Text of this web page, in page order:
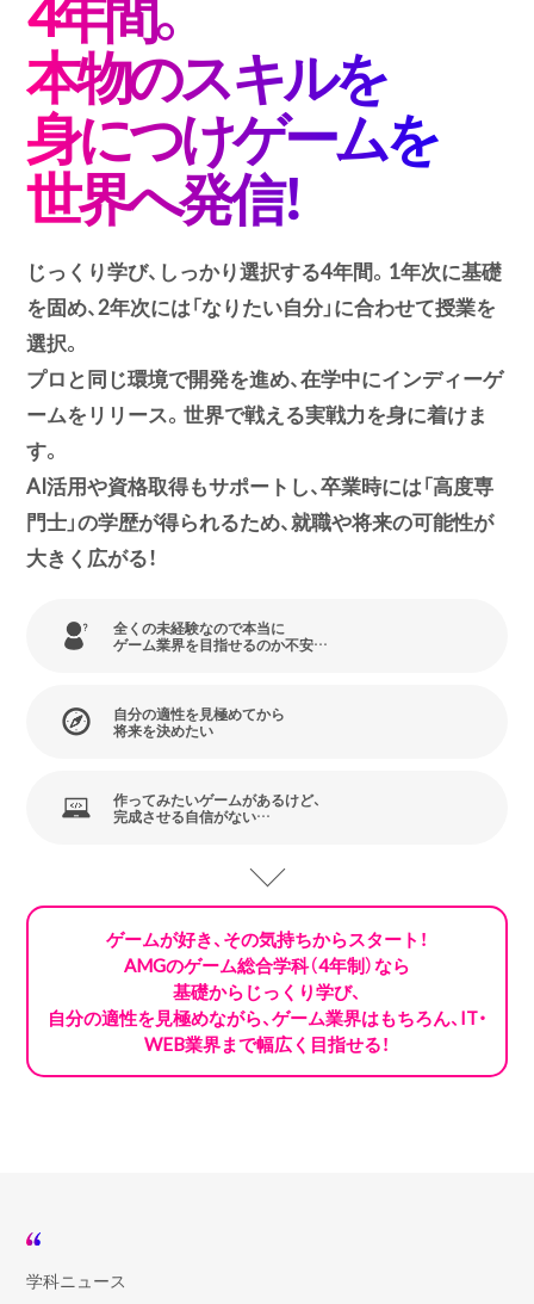
本物のスキルを
身につけゲームを
世界へ発信！
じっくり学び、しっかり選択する4年間。1年次に基礎
を固め、2年次には「なりたい自分」に合わせて授業を
選択。
プロと同じ環境で開発を進め、在学中にインディーゲ
ームをリリース。世界で戦える実戦力を身に着けま
す。
AI活用や資格取得もサポートし、卒業時には「高度専
門士」の学歴が得られるため、就職や将来の可能性が
大きく広がる！
全くの未経験なので本当に
ゲーム業界を目指せるのか不安…
自分の適性を見極めてから
将来を決めたい
作ってみたいゲームがあるけど、
完成させる自信がない…
ゲームが好き、その気持ちからスタート！
AMGのゲーム総合学科（4年制）なら
基礎からじっくり学び、
自分の適性を見極めながら、ゲーム業界はもちろん、IT・
WEB業界まで幅広く目指せる！
学科ニュース